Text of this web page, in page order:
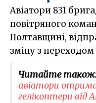
Авіатори 831
повітряного
Полтавщині,
зміну з переходом
Читайте
авіатори
гелікоптери від